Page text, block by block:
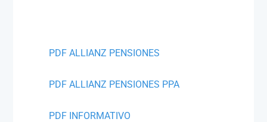
PDF ALLIANZ PENSIONES
PDF ALLIANZ PENSIONES PPA
PDF INFORMATIVO